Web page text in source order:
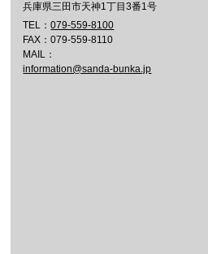
兵庫県三田市天神1丁目3番1号
TEL：079-559-8100
FAX：079-559-8110
MAIL：
information@sanda-bunka.jp